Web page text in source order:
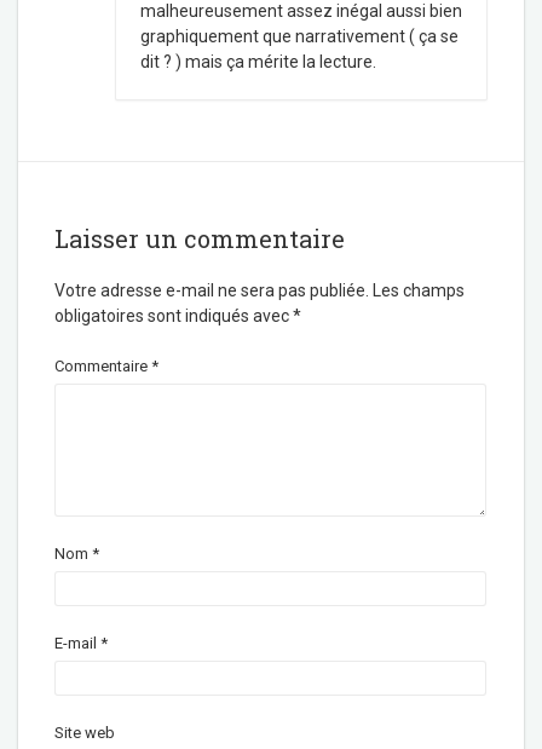
malheureusement assez inégal aussi bien
graphiquement que narrativement ( ça se
dit ? ) mais ça mérite la lecture.
Laisser un commentaire
Votre adresse e-mail ne sera pas publiée.
Les champs
obligatoires sont indiqués avec*
Commentaire *
Nom *
E-mail *
Site web